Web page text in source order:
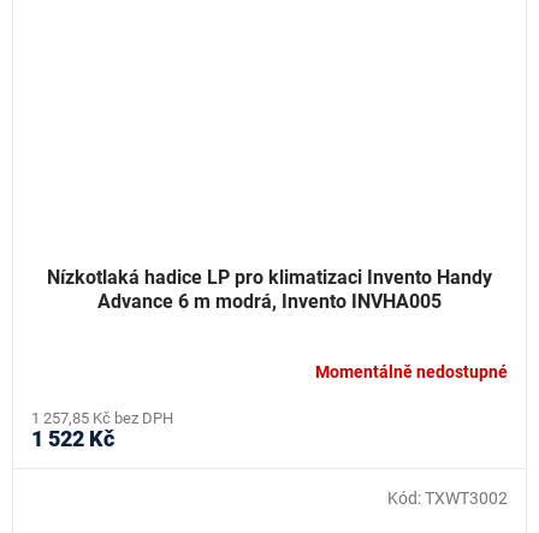
Nízkotlaká hadice LP pro klimatizaci Invento Handy
Advance 6 m modrá, Invento INVHA005
Momentálně nedostupné
1 257,85 Kč bez DPH
1 522 Kč
Kód:TXWT3002